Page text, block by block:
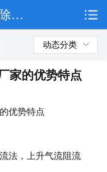
公司简介
联系我们
破碎机除尘器厂家的优势特点
动态分类
家的优势特点
优势特点
法，上升气流阻流